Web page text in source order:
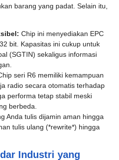
barang yang padat. Selain itu,
Chip ini menyediakan EPC
bit. Kapasitas ini cukup untuk
(SGTIN) sekaligus informasi
seri R6 memiliki kemampuan
radio secara otomatis terhadap
performa tetap stabil meski
berbeda.
Anda tulis dijamin aman hingga
tulis ulang (*rewrite*) hingga
Industri yang